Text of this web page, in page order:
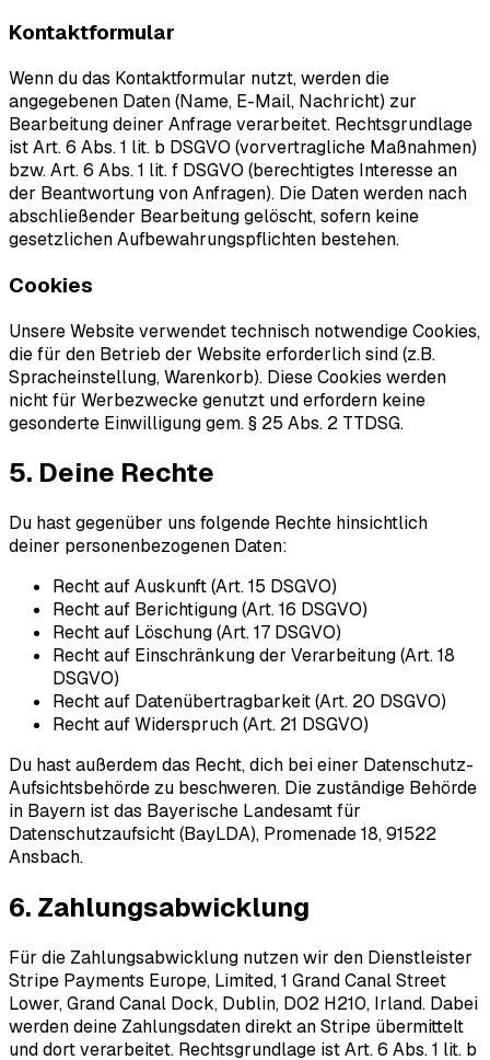
Kontaktformular
Wenn du das Kontaktformular nutzt, werden die
angegebenen Daten (Name, E-Mail, Nachricht) zur
Bearbeitung deiner Anfrage verarbeitet. Rechtsgrundlage
ist Art. 6 Abs. 1 lit. b DSGVO (vorvertragliche Maßnahmen)
bzw. Art. 6 Abs. 1 lit. f DSGVO (berechtigtes Interesse an
der Beantwortung von Anfragen). Die Daten werden nach
abschließender Bearbeitung gelöscht, sofern keine
gesetzlichen Aufbewahrungspflichten bestehen.
Cookies
Unsere Website verwendet technisch notwendige Cookies,
die für den Betrieb der Website erforderlich sind (z.B.
Spracheinstellung, Warenkorb). Diese Cookies werden
nicht für Werbezwecke genutzt und erfordern keine
gesonderte Einwilligung gem. § 25 Abs. 2 TTDSG.
5. Deine Rechte
Du hast gegenüber uns folgende Rechte hinsichtlich
deiner personenbezogenen Daten:
Recht auf Auskunft (Art. 15 DSGVO)
Recht auf Berichtigung (Art. 16 DSGVO)
Recht auf Löschung (Art. 17 DSGVO)
Recht auf Einschränkung der Verarbeitung (Art. 18
DSGVO)
Recht auf Datenübertragbarkeit (Art. 20 DSGVO)
Recht auf Widerspruch (Art. 21 DSGVO)
Du hast außerdem das Recht, dich bei einer Datenschutz-
Aufsichtsbehörde zu beschweren. Die zuständige Behörde
in Bayern ist das Bayerische Landesamt für
Datenschutzaufsicht (BayLDA), Promenade 18, 91522
Ansbach.
6. Zahlungsabwicklung
Für die Zahlungsabwicklung nutzen wir den Dienstleister
Stripe Payments Europe, Limited, 1 Grand Canal Street
Lower, Grand Canal Dock, Dublin, D02 H210, Irland. Dabei
werden deine Zahlungsdaten direkt an Stripe übermittelt
und dort verarbeitet. Rechtsgrundlage ist Art. 6 Abs. 1 lit. b